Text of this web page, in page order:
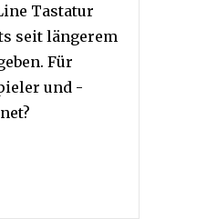
Tastatur
seit längerem
Für
und -